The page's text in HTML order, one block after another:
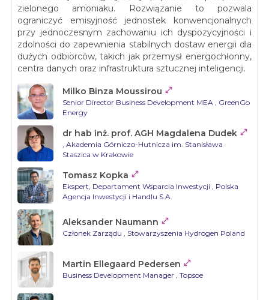
zielonego amoniaku. Rozwiązanie to pozwala
ograniczyć emisyjność jednostek konwencjonalnych
przy jednoczesnym zachowaniu ich dyspozycyjności i
zdolności do zapewnienia stabilnych dostaw energii dla
dużych odbiorców, takich jak przemysł energochłonny,
centra danych oraz infrastruktura sztucznej inteligencji.
Milko Binza Moussirou 
Senior Director Business Development MEA , GreenGo
Energy
dr hab inż. prof. AGH Magdalena Dudek 
, Akademia Górniczo-Hutnicza im. Stanisława
Staszica w Krakowie
Tomasz Kopka 
Ekspert, Departament Wsparcia Inwestycji , Polska
Agencja Inwestycji i Handlu S.A.
Aleksander Naumann 
Członek Zarządu , Stowarzyszenia Hydrogen Poland
Martin Ellegaard Pedersen 
Business Development Manager , Topsoe